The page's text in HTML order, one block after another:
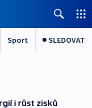
Sport SLEDOVAT
i růst zisků